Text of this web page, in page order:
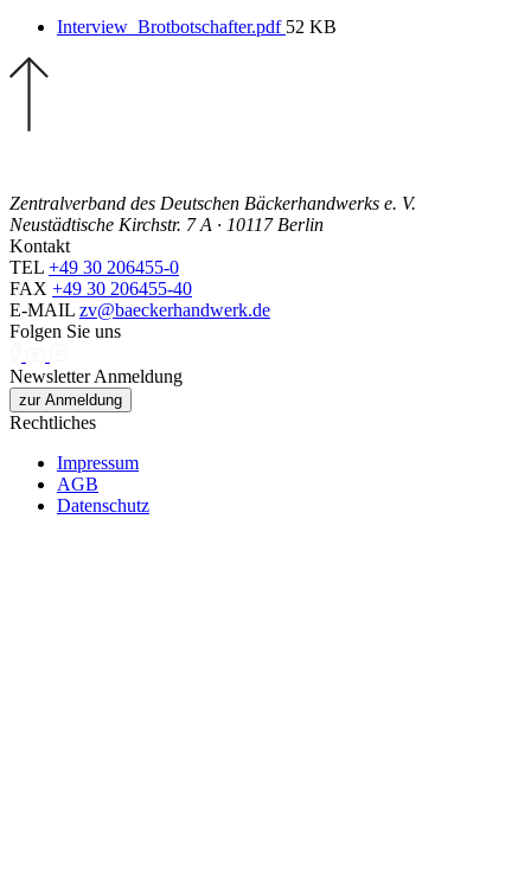
Interview_Brotbotschafter.pdf 52 KB
Zentralverband des Deutschen Bäckerhandwerks e. V.
Neustädtische Kirchstr. 7 A · 10117 Berlin
Kontakt
TEL +49 30 206455-0
FAX +49 30 206455-40
E-MAIL zv@baeckerhandwerk.de
Folgen Sie uns
Newsletter Anmeldung
zur Anmeldung
Rechtliches
Impressum
AGB
Datenschutz